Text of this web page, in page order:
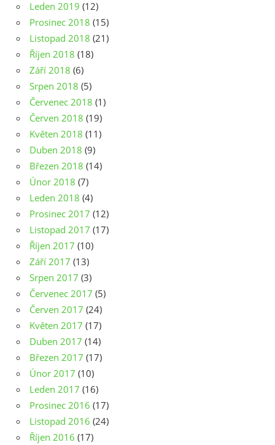
Leden 2019 (12)
Prosinec 2018 (15)
Listopad 2018 (21)
Říjen 2018 (18)
Září 2018 (6)
Srpen 2018 (5)
Červenec 2018 (1)
Červen 2018 (19)
Květen 2018 (11)
Duben 2018 (9)
Březen 2018 (14)
Únor 2018 (7)
Leden 2018 (4)
Prosinec 2017 (12)
Listopad 2017 (17)
Říjen 2017 (10)
Září 2017 (13)
Srpen 2017 (3)
Červenec 2017 (5)
Červen 2017 (24)
Květen 2017 (17)
Duben 2017 (14)
Březen 2017 (17)
Únor 2017 (10)
Leden 2017 (16)
Prosinec 2016 (17)
Listopad 2016 (24)
Říjen 2016 (17)